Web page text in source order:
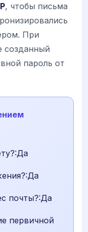
, чтобы письма
При
созданный
пароль от
почты?:Да
первичной